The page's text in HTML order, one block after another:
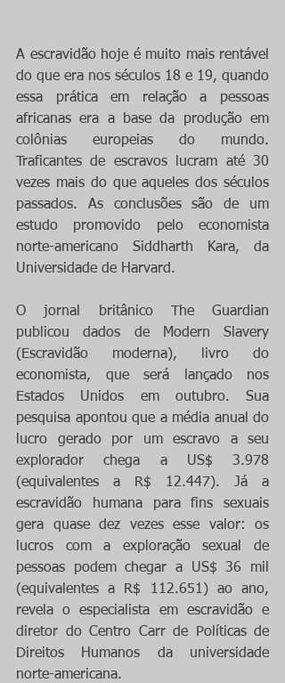
A escravidão hoje é muito mais rentável
do que era nos séculos 18 e 19, quando
essa prática em relação a pessoas
africanas era a base da produção em
colônias europeias do mundo.
Traficantes de escravos lucram até 30
vezes mais do que aqueles dos séculos
passados. As conclusões são de um
estudo promovido pelo economista
norte-americano Siddharth Kara, da
Universidade de Harvard.
O jornal britânico The Guardian
publicou dados de Modern Slavery
(Escravidão moderna), livro do
economista, que será lançado nos
Estados Unidos em outubro. Sua
pesquisa apontou que a média anual do
lucro gerado por um escravo a seu
explorador chega a US$ 3.978
(equivalentes a R$ 12.447). Já a
escravidão humana para fins sexuais
gera quase dez vezes esse valor: os
lucros com a exploração sexual de
pessoas podem chegar a US$ 36 mil
(equivalentes a R$ 112.651) ao ano,
revela o especialista em escravidão e
diretor do Centro Carr de Políticas de
Direitos Humanos da universidade
norte-americana.